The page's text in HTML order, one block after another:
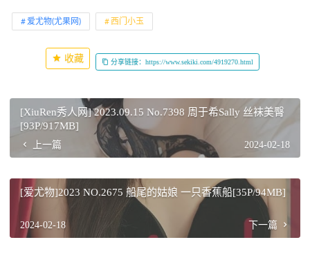
爱尤物(尤果网) 西门小玉
收藏 分享链接：https://www.sekiki.com/4919270.html
[XiuRen秀人网] 2023.09.15 No.7398 周于希Sally 丝袜美臀
[93P/917MB]
上一篇 2024-02-18
[爱尤物]2023 NO.2675 船尾的姑娘 一只香蕉船[35P/94MB]
2024-02-18 下一篇